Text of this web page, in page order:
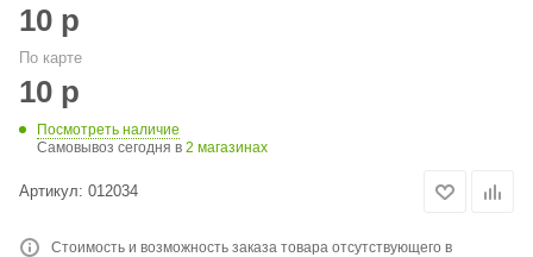
10 р
По карте
10 р
Посмотреть наличие
Самовывоз сегодня в 2 магазинах
Артикул: 012034
Стоимость и возможность заказа товара отсутствующего в